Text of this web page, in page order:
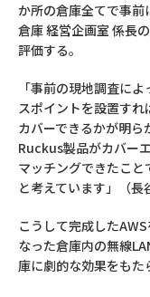
か所の倉庫全てで事
倉庫 経営企画室 係長
評価する。
「事前の現地調査に
スポイントを設置す
カバーできるかが明ら
Ruckus製品がカバー
マッチングできたこ
と考えています」（長
こうして完成した
なった倉庫内の無線
庫に劇的な効果をもた